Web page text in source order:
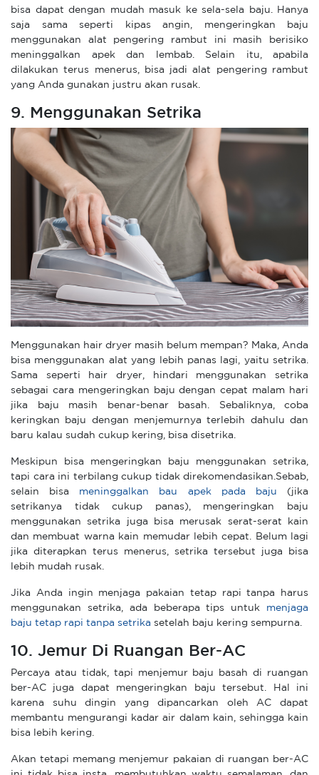
bisa dapat dengan mudah masuk ke sela-sela baju. Hanya
saja sama seperti kipas angin, mengeringkan baju
menggunakan alat pengering rambut ini masih berisiko
meninggalkan apek dan lembab. Selain itu, apabila
dilakukan terus menerus, bisa jadi alat pengering rambut
yang Anda gunakan justru akan rusak.
9. Menggunakan Setrika
Menggunakan hair dryer masih belum mempan? Maka, Anda
bisa menggunakan alat yang lebih panas lagi, yaitu setrika.
Sama seperti hair dryer, hindari menggunakan setrika
sebagai cara mengeringkan baju dengan cepat malam hari
jika baju masih benar-benar basah. Sebaliknya, coba
keringkan baju dengan menjemurnya terlebih dahulu dan
baru kalau sudah cukup kering, bisa disetrika.
Meskipun bisa mengeringkan baju menggunakan setrika,
tapi cara ini terbilang cukup tidak direkomendasikan.Sebab,
selain bisa meninggalkan bau apek pada baju (jika
setrikanya tidak cukup panas), mengeringkan baju
menggunakan setrika juga bisa merusak serat-serat kain
dan membuat warna kain memudar lebih cepat. Belum lagi
jika diterapkan terus menerus, setrika tersebut juga bisa
lebih mudah rusak.
Jika Anda ingin menjaga pakaian tetap rapi tanpa harus
menggunakan setrika, ada beberapa tips untuk menjaga
baju tetap rapi tanpa setrika setelah baju kering sempurna.
10. Jemur Di Ruangan Ber-AC
Percaya atau tidak, tapi menjemur baju basah di ruangan
ber-AC juga dapat mengeringkan baju tersebut. Hal ini
karena suhu dingin yang dipancarkan oleh AC dapat
membantu mengurangi kadar air dalam kain, sehingga kain
bisa lebih kering.
Akan tetapi memang menjemur pakaian di ruangan ber-AC